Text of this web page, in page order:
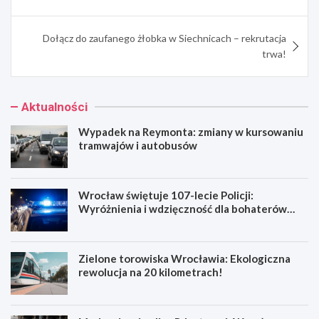
Dołącz do zaufanego żłobka w Siechnicach – rekrutacja
trwa!
Aktualności
Wypadek na Reymonta: zmiany w kursowaniu
tramwajów i autobusów
Wrocław świętuje 107-lecie Policji:
Wyróżnienia i wdzięczność dla bohaterów
Zielone torowiska Wrocławia: Ekologiczna
rewolucja na 20 kilometrach!